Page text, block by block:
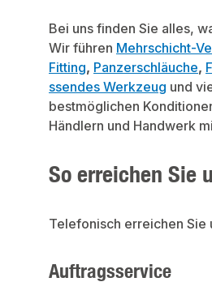
Bei uns finden Sie alles,
Wir führen Mehrschicht-
Fitting, Panzerschläuche,
ssendes Werkzeug und
bestmöglichen
Händlern und Handwerk
So erreichen Sie
Telefonisch erreichen Sie
Auftragsservice